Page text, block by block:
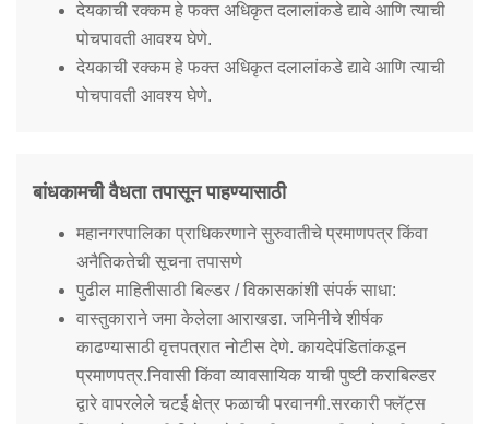
देयकाची रक्कम हे फक्त अधिकृत दलालांकडे द्यावे आणि त्याची
पोचपावती आवश्य घेणे.
देयकाची रक्कम हे फक्त अधिकृत दलालांकडे द्यावे आणि त्याची
पोचपावती आवश्य घेणे.
बांधकामची वैधता तपासून पाहण्यासाठी
महानगरपालिका प्राधिकरणाने सुरुवातीचे प्रमाणपत्र किंवा
अनैतिकतेची सूचना तपासणे
पुढील माहितीसाठी बिल्डर / विकासकांशी संपर्क साधा:
वास्तुकाराने जमा केलेला आराखडा. जमिनीचे शीर्षक
काढण्यासाठी वृत्तपत्रात नोटीस देणे. कायदेपंडितांकडून
प्रमाणपत्र.निवासी किंवा व्यावसायिक याची पुष्टी कराबिल्डर
द्वारे वापरलेले चटई क्षेत्र फळाची परवानगी.सरकारी फ्लॅट्स